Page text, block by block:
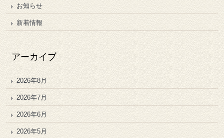
お知らせ
新着情報
アーカイブ
2026年8月
2026年7月
2026年6月
2026年5月